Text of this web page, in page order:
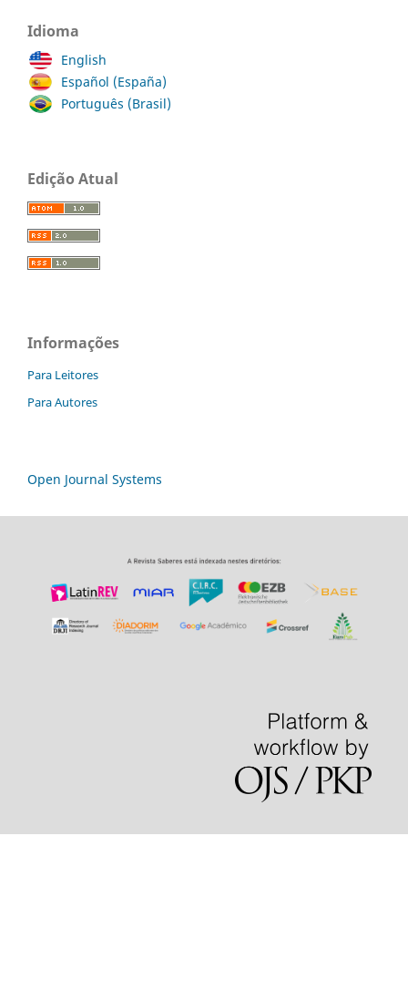
Idioma
English
Español (España)
Português (Brasil)
Edição Atual
Informações
Para Leitores
Para Autores
Open Journal Systems